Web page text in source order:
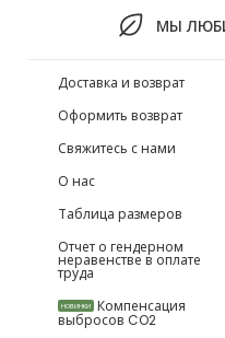
МЫ
Доставка и возврат
Оформить возврат
Свяжитесь с нами
О нас
Таблица размеров
Отчет о гендерном
неравенстве в оплате
труда
НОВИНКИ Компенсация
выбросов CO2